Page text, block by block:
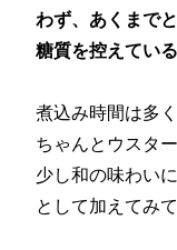
わず、あくまで
糖質を控えてい
煮込み時間は多
ちゃんとウスタ
少し和の味わい
として加えてみ